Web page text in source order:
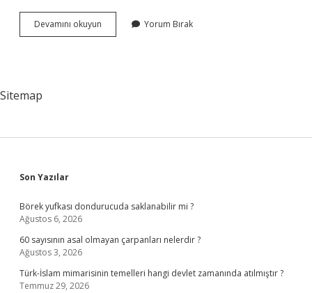
Devamını okuyun
Milyonda
Yorum Bırak
Sitemap
Sidebar
Son Yazılar
Börek yufkası dondurucuda saklanabilir mi ?
Ağustos 6, 2026
60 sayısının asal olmayan çarpanları nelerdir ?
Ağustos 3, 2026
Türk-İslam mimarisinin temelleri hangi devlet zamanında atılmıştır ?
Temmuz 29, 2026